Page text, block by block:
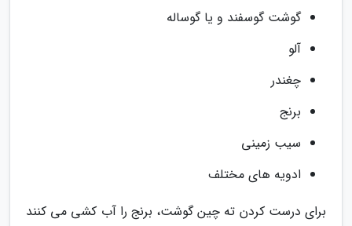
گوشت گوسفند و یا گوساله
آلو
چغندر
برنج
سیب زمینی
ادویه های مختلف
برای درست کردن ته چین گوشت، برنج را آب کشی می کنند